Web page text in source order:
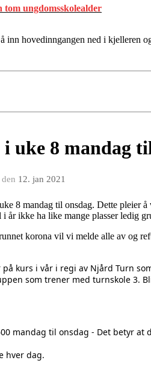
tom ungdomsskolealder
inn hovedinngangen ned i kjelleren
uke 8 mandag
den 12. jan 2021
8 mandag til onsdag. Dette pleier
år ikke ha like mange plasser ledig
korona vil vi melde alle av og
kurs i vår i regi av Njård Turn
som trener med turnskole 3.
mandag til onsdag - Det betyr
hver dag.